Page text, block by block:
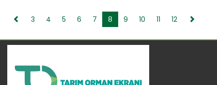
3 4 5 6 7 8 9 10 11 12